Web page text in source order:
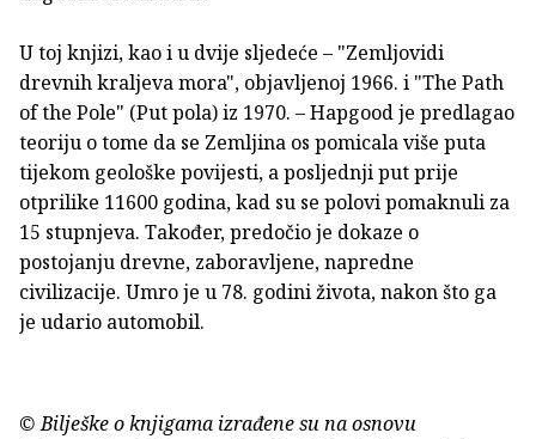
U toj knjizi, kao i u dvije sljedeće – "Zemljovidi
drevnih kraljeva mora", objavljenoj 1966. i "The Path
of the Pole" (Put pola) iz 1970. – Hapgood je predlagao
teoriju o tome da se Zemljina os pomicala više puta
tijekom geološke povijesti, a posljednji put prije
otprilike 11600 godina, kad su se polovi pomaknuli za
15 stupnjeva. Također, predočio je dokaze o
postojanju drevne, zaboravljene, napredne
civilizacije. Umro je u 78. godini života, nakon što ga
je udario automobil.
© Bilješke o knjigama izrađene su na osnovu